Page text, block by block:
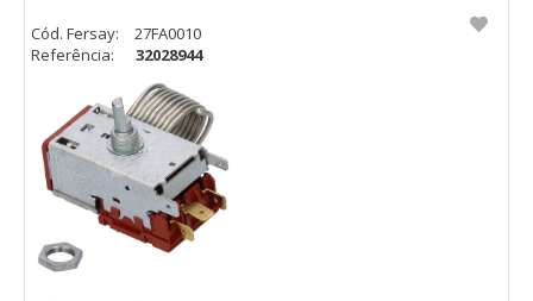
Cód. Fersay:
27FA0010
Referência:
32028944
funcionarán. Estas cookies no almacenan ninguna
información de identificación personal.
Cookies Utilizadas:
COOKIELEGALFERSAY, VSF904, PHPSESSID, wp-settings-1,
wp-settings-time-1, _evCo, _evCoLT
Cookies de rendimiento
Estas cookies nos permiten contar las visitas y fuentes de
tráfico para poder evaluar el rendimiento de nuestro sitio y
mejorarlo. Nos ayudan a saber qué páginas son las más o